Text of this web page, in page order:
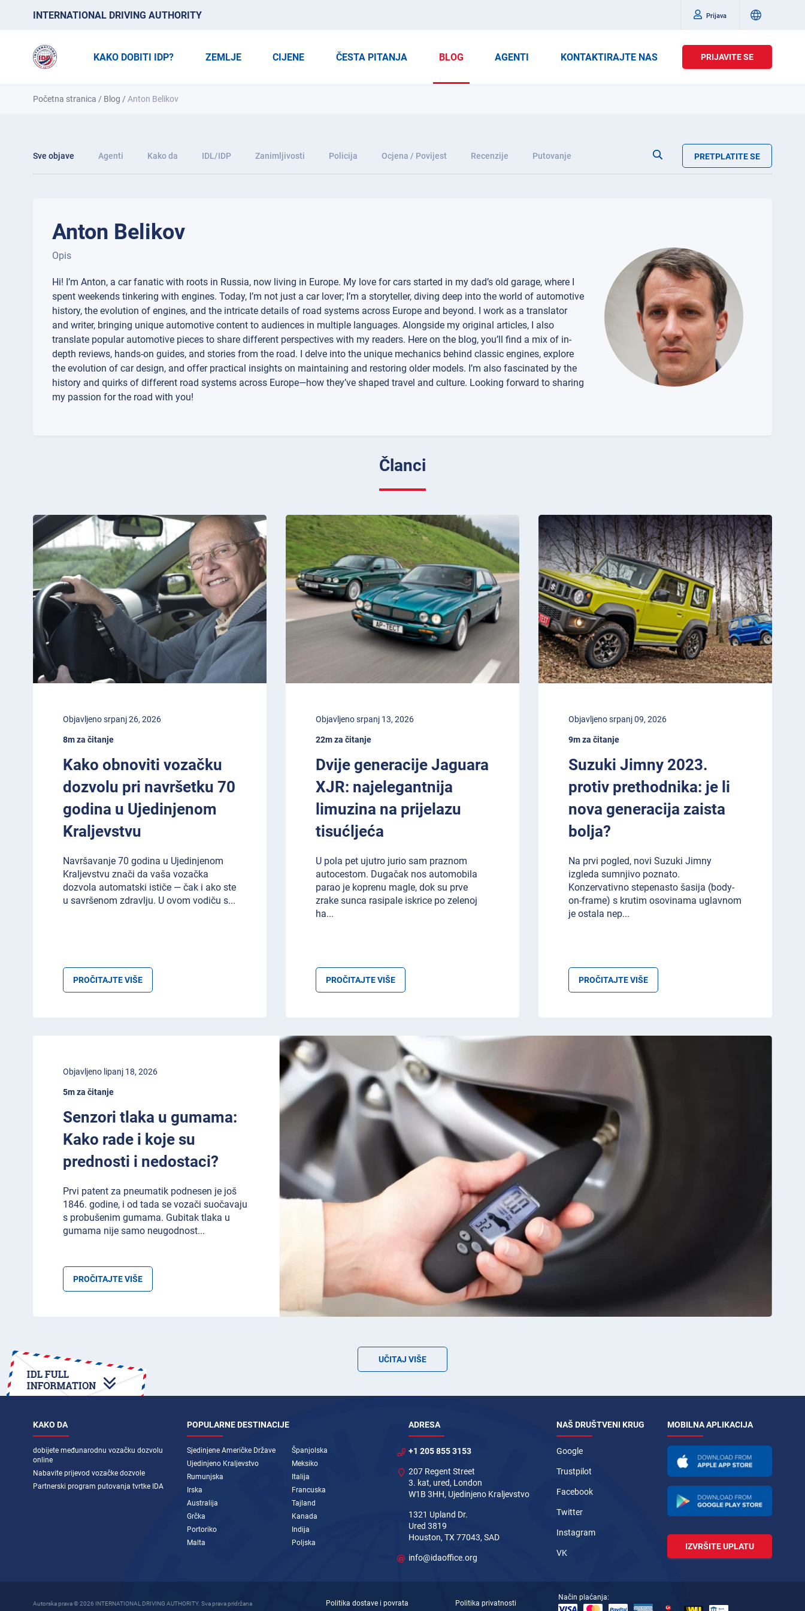
INTERNATIONAL DRIVING AUTHORITY Prijava
KAKO DOBITI IDP? ZEMLJE CIJENE ČESTA PITANJA BLOG AGENTI KONTAKTIRAJTE NAS PRIJAVITE SE
Početna stranica / Blog /Anton Belikov
Sve objave Agenti Kako da IDL/IDP Zanimljivosti Policija Ocjena / Povijest Recenzije Putovanje PRETPLATITE SE
Anton Belikov
Opis
Hi! I’m Anton, a car fanatic with roots in Russia, now living in Europe. My love for cars started in my dad’s old garage, where I
spent weekends tinkering with engines. Today, I’m not just a car lover; I’m a storyteller, diving deep into the world of automotive
history, the evolution of engines, and the intricate details of road systems across Europe and beyond. I work as a translator
and writer, bringing unique automotive content to audiences in multiple languages. Alongside my original articles, I also
translate popular automotive pieces to share different perspectives with my readers. Here on the blog, you’ll find a mix of in-
depth reviews, hands-on guides, and stories from the road. I delve into the unique mechanics behind classic engines, explore
the evolution of car design, and offer practical insights on maintaining and restoring older models. I’m also fascinated by the
history and quirks of different road systems across Europe—how they’ve shaped travel and culture. Looking forward to sharing
my passion for the road with you!
Članci
Objavljeno srpanj 26, 2026
8m za čitanje
Kako obnoviti vozačku
dozvolu pri navršetku 70
godina u Ujedinjenom
Kraljevstvu
Navršavanje 70 godina u Ujedinjenom
Kraljevstvu znači da vaša vozačka
dozvola automatski ističe — čak i ako ste
u savršenom zdravlju. U ovom vodiču s...
PROČITAJTE VIŠE
Objavljeno srpanj 13, 2026
22m za čitanje
Dvije generacije Jaguara
XJR: najelegantnija
limuzina na prijelazu
tisućljeća
U pola pet ujutro jurio sam praznom
autocestom. Dugačak nos automobila
parao je koprenu magle, dok su prve
zrake sunca rasipale iskrice po zelenoj
ha...
PROČITAJTE VIŠE
Objavljeno srpanj 09, 2026
9m za čitanje
Suzuki Jimny 2023.
protiv prethodnika: je li
nova generacija zaista
bolja?
Na prvi pogled, novi Suzuki Jimny
izgleda sumnjivo poznato.
Konzervativno stepenasto šasija (body-
on-frame) s krutim osovinama uglavnom
je ostala nep...
PROČITAJTE VIŠE
Objavljeno lipanj 18, 2026
5m za čitanje
Senzori tlaka u gumama:
Kako rade i koje su
prednosti i nedostaci?
Prvi patent za pneumatik podnesen je još
1846. godine, i od tada se vozači suočavaju
s probušenim gumama. Gubitak tlaka u
gumama nije samo neugodnost...
PROČITAJTE VIŠE
UČITAJ VIŠE
KAKO DA
dobijete međunarodnu vozačku dozvolu
online
Nabavite prijevod vozačke dozvole
Partnerski program putovanja tvrtke IDA
POPULARNE DESTINACIJE
Sjedinjene Američke Države
Ujedinjeno Kraljevstvo
Rumunjska
Irska
Australija
Grčka
Portoriko
Malta
Španjolska
Meksiko
Italija
Francuska
Tajland
Kanada
Indija
Poljska
ADRESA
+1 205 855 3153
207 Regent Street
3. kat, ured, London
W1B 3HH, Ujedinjeno Kraljevstvo
1321 Upland Dr.
Ured 3819
Houston, TX 77043, SAD
info@idaoffice.org
NAŠ DRUŠTVENI KRUG
Google
Trustpilot
Facebook
Twitter
Instagram
VK
MOBILNA APLIKACIJA
IZVRŠITE UPLATU
Autorska prava © 2026 INTERNATIONAL DRIVING AUTHORITY. Sva prava pridržana Politika dostave i povrata Politika privatnosti
Način plaćanja: